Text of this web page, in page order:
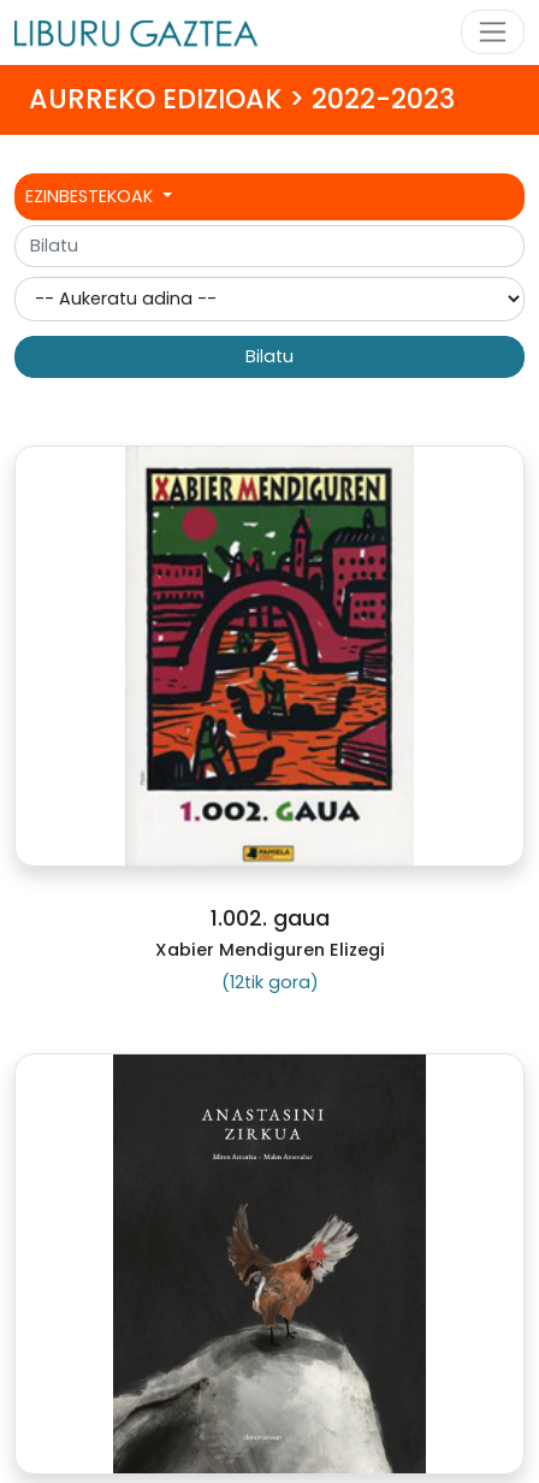
AURREKO EDIZIOAK > 2022-2023
EZINBESTEKOAK
Bilatu
1.002. gaua
Xabier Mendiguren Elizegi
(12tik gora)